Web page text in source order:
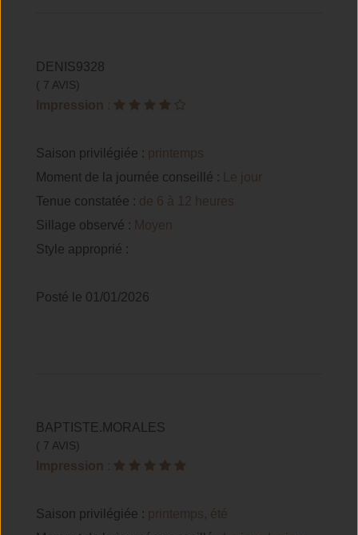
DENIS9328
( 7 AVIS)
Impression :
Saison privilégiée : printemps
Moment de la journée conseillé :
Le jour
Tenue constatée : de 6 à 12 heures
Sillage observé : Moyen
Style approprié :
Posté le 01/01/2026
BAPTISTE.MORALES
( 7 AVIS)
Impression :
Saison privilégiée : printemps, été